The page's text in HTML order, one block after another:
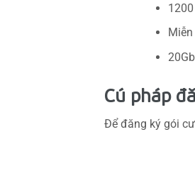
Cú pháp
Để đăng ký gói